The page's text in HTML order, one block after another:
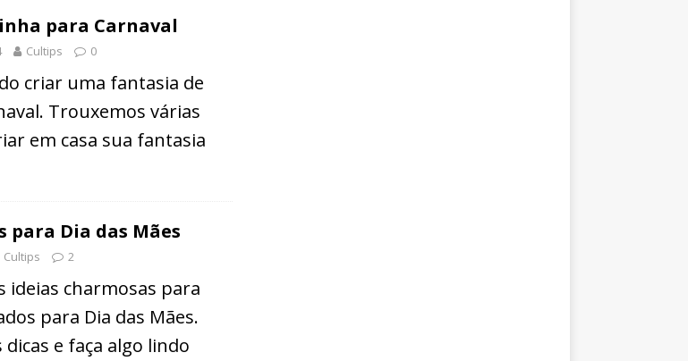
para Carnaval
Cultips 0
criar uma fantasia de
Trouxemos várias
em casa sua fantasia
para Dia das Mães
Cultips 2
ideias charmosas para
para Dia das Mães.
e faça algo lindo